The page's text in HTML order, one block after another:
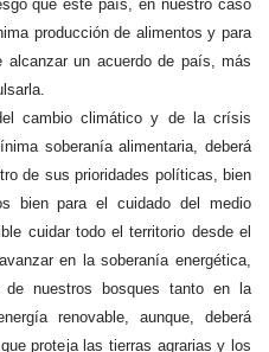
que este país, en nuestro caso
producción de alimentos y para
alcanzar un acuerdo de país, más
cambio climático y de la crísis
soberanía alimentaria, deberá
de sus prioridades políticas, bien
bien para el cuidado del medio
cuidar todo el territorio desde el
en la soberanía energética,
nuestros bosques tanto en la
renovable, aunque, deberá
proteja las tierras agrarias y los